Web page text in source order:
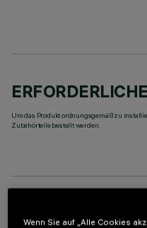
Um das Produkt ordnungsgemäß zu
Zubehörteile bestellt werden:
TECHNISCHE
Wenn Sie auf „Alle Cookies